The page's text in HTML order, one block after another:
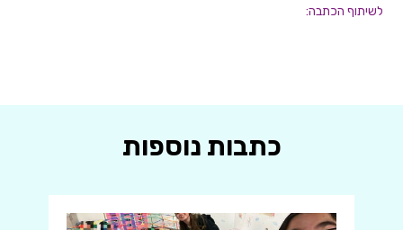
לשיתוף הכתבה:
כתבות נוספות